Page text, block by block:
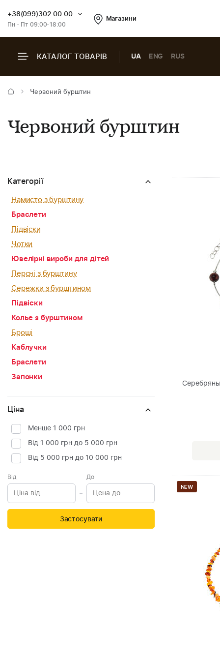
+38(099)302 00 00
Пн - Пт 09:00-18:00
Магазини
КАТАЛОГ ТОВАРІВ UA ENG RUS
Червоний бурштин
Червоний бурштин
Категорії
Намисто з бурштину
Браслети
Підвіски
Чотки
Ювелірні вироби для дітей
Персні з бурштину
Сережки з бурштином
Підвіски
Колье з бурштином
Броші
Каблучки
Браслети
Запонки
Ціна
Менше 1 000 грн
Від 1 000 грн до 5 000 грн
Від 5 000 грн до 10 000 грн
Від До
Застосувати
NEW